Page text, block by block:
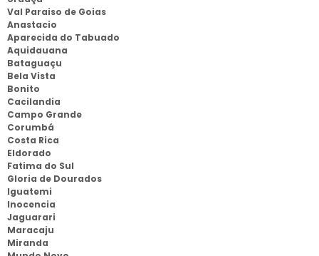
Val Paraiso de Goias
Anastacio
Aparecida do Tabuado
Aquidauana
Bataguaçu
Bela Vista
Bonito
Cacilandia
Campo Grande
Corumbá
Costa Rica
Eldorado
Fatima do Sul
Gloria de Dourados
Iguatemi
Inocencia
Jaguarari
Maracaju
Miranda